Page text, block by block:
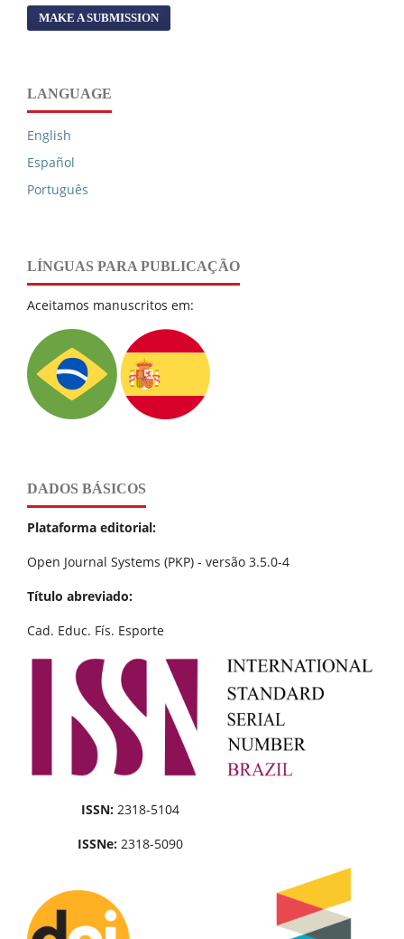
MAKE A SUBMISSION
LANGUAGE
English
Español
Português
LÍNGUAS PARA PUBLICAÇÃO
Aceitamos manuscritos em:
DADOS BÁSICOS
Plataforma editorial:
Open Journal Systems (PKP) - versão 3.5.0-4
Título abreviado:
Cad. Educ. Fís. Esporte
ISSN: 2318-5104
ISSNe: 2318-5090